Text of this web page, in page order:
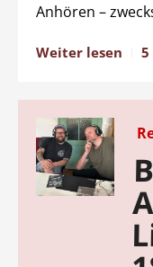
Anhören –
Weiter lesen 5